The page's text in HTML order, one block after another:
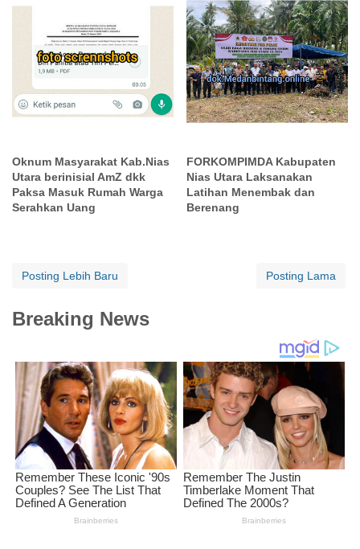
Oknum Masyarakat Kab.Nias
Utara berinisial AmZ dkk
Paksa Masuk Rumah Warga
Serahkan Uang
FORKOMPIMDA Kabupaten
Nias Utara Laksanakan
Latihan Menembak dan
Berenang
Posting Lebih Baru Posting Lama
Breaking News